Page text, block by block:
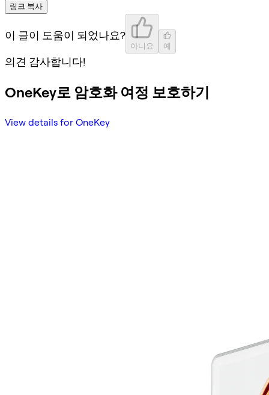
링크 복사
이 글이 도움이 되었나요?
아니요 예
의견 감사합니다!
OneKey로 암호화 여정 보호하기
View details for OneKey